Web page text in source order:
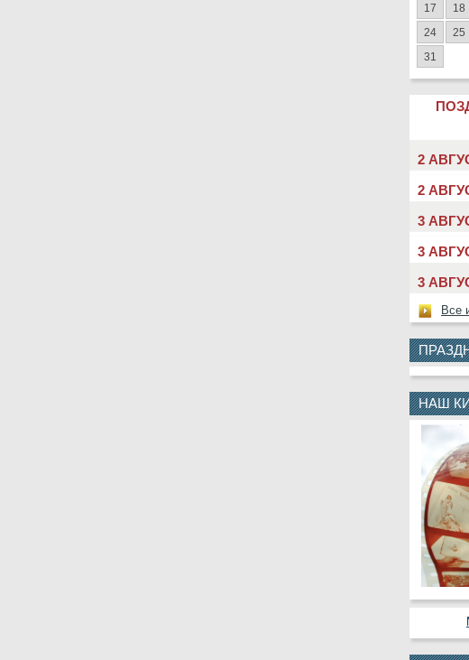
17 18
24 25
31
4
4
4
5
5
5
5
5
6
6
Все
НАШ